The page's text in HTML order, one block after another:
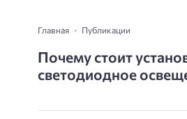
Главная Публикации
Почему стоит
светодиодное